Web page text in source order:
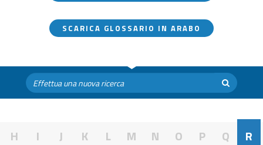
SCARICA GLOSSARIO IN ARABO
H I J K L M N O P Q R